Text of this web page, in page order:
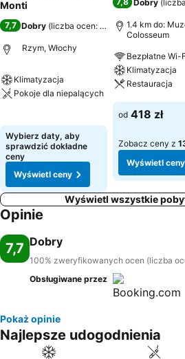
Monti
7,7 Dobry (liczba ocen: 23
Rzym, Włochy
Klimatyzacja
Pokoje dla niepalących
Wybierz daty, aby
sprawdzić dokładne
ceny
Wyświetl ceny
Dobry (
1.4 km do:
Colosseum
Bezpłatne Wi-
Klimatyzacja
Restauracja
Wyświetl ceny
od 418 zł
Zobacz ceny z
Wyświetl ceny
Wyświetl wszystkie
Opinie
7,7 Dobry
100% zweryfikowanych ocen (liczba
Obsługiwane przez
Pokaż opinie
Najlepsze udogodnienia